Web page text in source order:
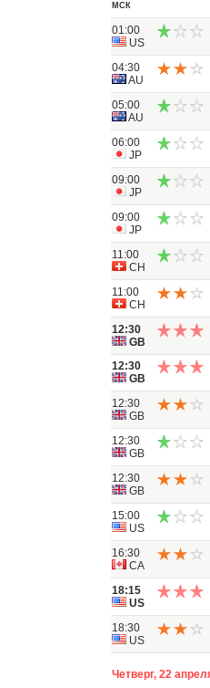
МСК
01:00
US
04:30
AU
05:00
AU
06:00
JP
09:00
JP
09:00
JP
11:00
CH
11:00
CH
12:30
GB
12:30
GB
12:30
GB
12:30
GB
12:30
GB
15:00
US
16:30
CA
18:15
US
18:30
US
Четверг, 22